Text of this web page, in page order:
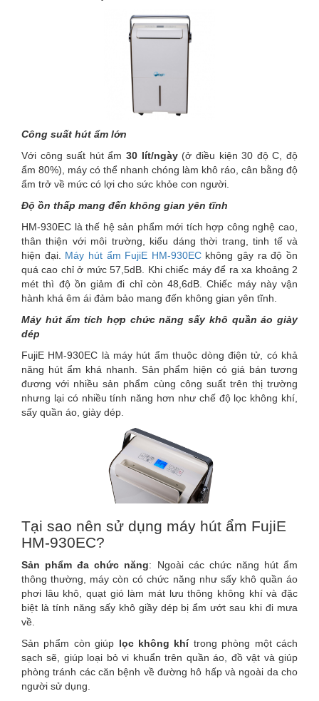
Công suất hút ẩm lớn
Với công suất hút ẩm30 lít/ngày(ở điều kiện 30 độ C, độ
ẩm 80%), máy có thể nhanh chóng làm khô ráo, cân bằng độ
ẩm trở về mức có lợi cho sức khỏe con người.
Độ ồn thấp mang đến không gian yên tĩnh
HM-930EC là thế hệ sản phẩm mới tích hợp công nghệ cao,
thân thiện với môi trường, kiểu dáng thời trang, tinh tế và
hiện đại. Máy hút ẩm FujiE HM-930ECkhông gây ra độ ồn
quá cao chỉ ở mức 57,5dB. Khi chiếc máy để ra xa khoảng 2
mét thì độ ồn giảm đi chỉ còn 48,6dB. Chiếc máy này vận
hành khá êm ái đảm bảo mang đến không gian yên tĩnh.
Máy hút ẩm tích hợp chức năng sấy khô quần áo giày
dép
FujiE HM-930EC là máy hút ẩm thuộc dòng điện tử, có khả
năng hút ẩm khá nhanh. Sản phẩm hiện có giá bán tương
đương với nhiều sản phẩm cùng công suất trên thị trường
nhưng lại có nhiều tính năng hơn như chế độ lọc không khí,
sấy quần áo, giày dép.
Tại sao nên sử dụng máy hút ẩm FujiE
HM-930EC?
Sản phẩm đa chức năng: Ngoài các chức năng hút ẩm
thông thường, máy còn có chức năng như sấy khô quần áo
phơi lâu khô, quạt gió làm mát lưu thông không khí và đặc
biệt là tính năng sấy khô giầy dép bị ẩm ướt sau khi đi mưa
về.
Sản phẩm còn giúp lọc không khítrong phòng một cách
sạch sẽ, giúp loại bỏ vi khuẩn trên quần áo, đồ vật và giúp
phòng tránh các căn bệnh về đường hô hấp và ngoài da cho
người sử dụng.